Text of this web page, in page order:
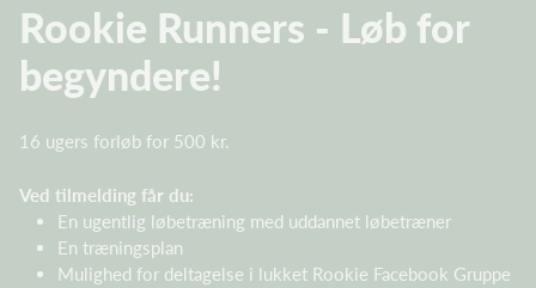
Rookie Runners - Løb for
begyndere!
16 ugers forløb for 500 kr.
Ved tilmelding får du:
En ugentlig løbetræning med uddannet løbetræner
En træningsplan
Mulighed for deltagelse i lukket Rookie Facebook Gruppe